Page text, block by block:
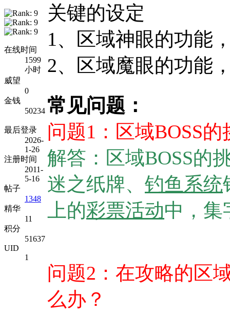
在线时间
1599
小时
威望
0
金钱
50234
最后登录
2026-
1-26
注册时间
2011-
5-16
帖子
1348
精华
11
积分
51637
UID
1
关键的设定
1、区域神眼的功能
2、区域魔眼的功能
常见问题：
问题1：区域BOSS
解答：区域BOSS的
迷之纸牌、 钓鱼系统
上的彩票活动中，集
问题2：在攻略的区
么办？